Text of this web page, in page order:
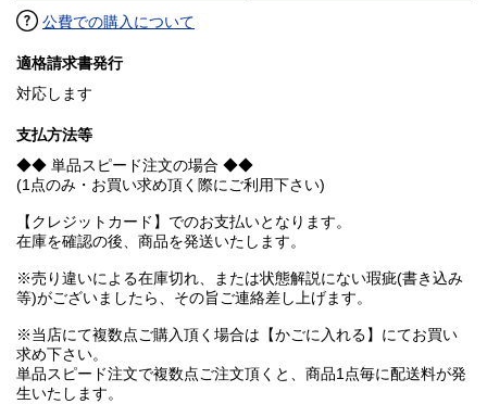
公費での購入について
適格請求書発行
対応します
支払方法等
◆◆ 単品スピード注文の場合 ◆◆
(1点のみ・お買い求め頂く際にご利用下さい)
【クレジットカード】でのお支払いとなります。
在庫を確認の後、商品を発送いたします。
※売り違いによる在庫切れ、または状態解説にない瑕疵(書き込み
等)がございましたら、その旨ご連絡差し上げます。
※当店にて複数点ご購入頂く場合は【かごに入れる】にてお買い
求め下さい。
単品スピード注文で複数点ご注文頂くと、商品1点毎に配送料が発
生いたします。